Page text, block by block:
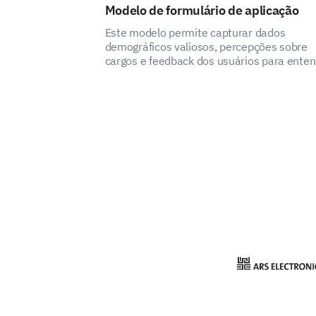
Modelo de formulário de aplicação
Este modelo permite capturar dados
demográficos valiosos, percepções sobre
cargos e feedback dos usuários para